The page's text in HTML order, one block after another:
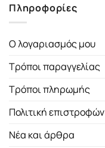
Πληροφορίες
Ο λογαριασμός μου
Τρόποι παραγγελίας
Τρόποι πληρωμής
Πολιτική επιστροφών
Νέα και άρθρα